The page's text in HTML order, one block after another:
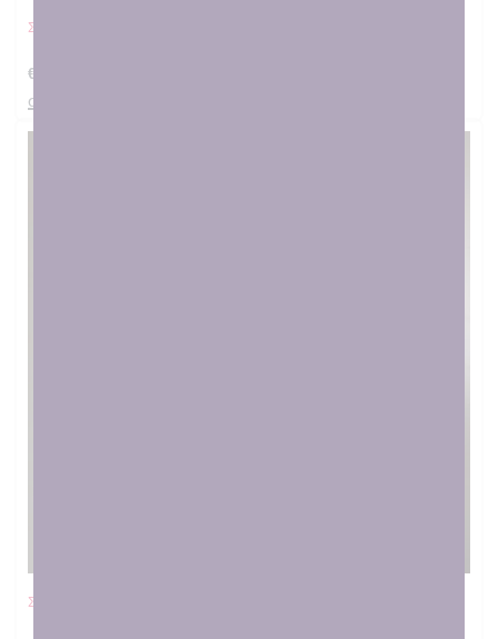
Σαλιάρα Πεταλούδα
€
στο καλαθι
Σετ γέννησης Αρνάκι